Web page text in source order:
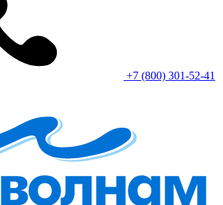
+7 (800) 301-52-41